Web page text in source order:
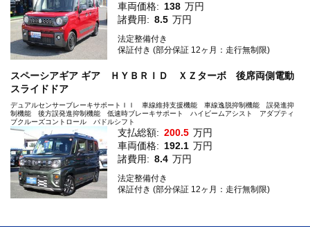
車両価格: 138 万円
諸費用: 8.5 万円
法定整備付き
保証付き (部分保証 12ヶ月：走行無制限)
スペーシアギア ギア ＨＹＢＲＩＤ ＸＺターボ 後席両側電動
スライドドア
デュアルセンサーブレーキサポートＩＩ 車線維持支援機能 車線逸脱抑制機能 誤発進抑
制機能 後方誤発進抑制機能 低速時ブレーキサポート ハイビームアシスト アダプティ
ブクルーズコントロール パドルシフト
支払総額: 200.5 万円
車両価格: 192.1 万円
諸費用: 8.4 万円
法定整備付き
保証付き (部分保証 12ヶ月：走行無制限)